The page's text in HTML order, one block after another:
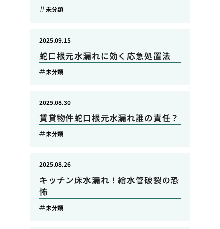
未分類
蛇口根元水漏れに効く応急処置法
2025.09.15
未分類
賃貸物件蛇口根元水漏れ誰の責任？
2025.08.30
未分類
キッチン床水漏れ！給水管破裂の恐
怖
2025.08.26
未分類